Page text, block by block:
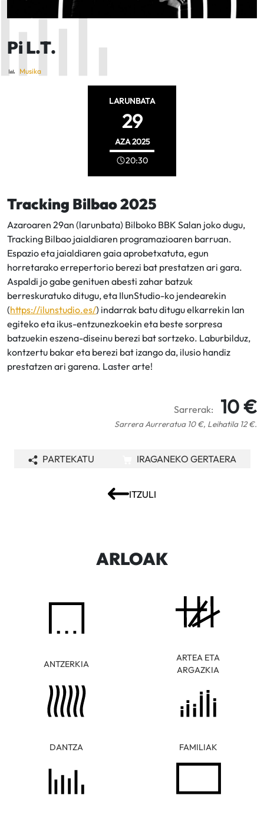
Pi L.T.
Musika
LARUNBATA
29
AZA2025
20:30
Tracking Bilbao 2025
Azaroaren 29an (larunbata) Bilboko BBK Salan joko dugu,
Tracking Bilbao jaialdiaren programazioaren barruan.
Espazio eta jaialdiaren gaia aprobetxatuta, egun
horretarako errepertorio berezi bat prestatzen ari gara.
Aspaldi jo gabe genituen abesti zahar batzuk
berreskuratuko ditugu, eta IlunStudio-ko jendearekin
(https://ilunstudio.es/) indarrak batu ditugu elkarrekin lan
egiteko eta ikus-entzunezkoekin eta beste sorpresa
batzuekin eszena-diseinu berezi bat sortzeko. Laburbilduz,
kontzertu bakar eta berezi bat izango da, ilusio handiz
prestatzen ari garena. Laster arte!
Sarrerak: 10 €
Sarrera Aurreratua 10 €, Leihatila 12 €.
ITZULI
PARTEKATU IRAGANEKO GERTAERA
ARLOAK
ANTZERKIA
ARTEA ETA
ARGAZKIA
DANTZA FAMILIAK